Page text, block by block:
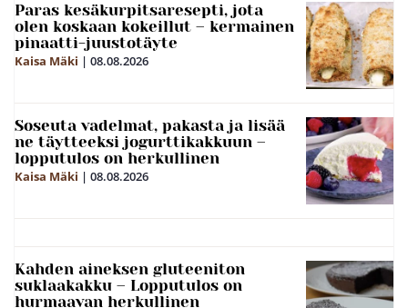
Paras kesäkurpitsaresepti, jota
olen koskaan kokeillut – kermainen
pinaatti-juustotäyte
Kaisa Mäki | 08.08.2026
Soseuta vadelmat, pakasta ja lisää
ne täytteeksi jogurttikakkuun –
lopputulos on herkullinen
Kaisa Mäki | 08.08.2026
Kahden aineksen gluteeniton
suklaakakku – Lopputulos on
hurmaavan herkullinen